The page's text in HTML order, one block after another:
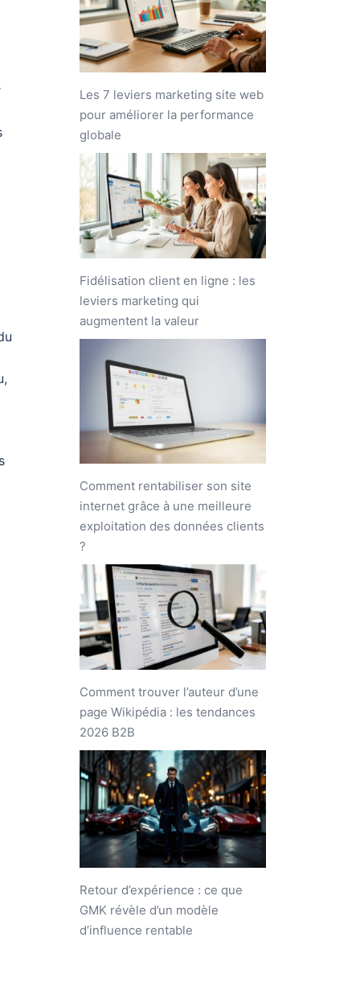
Les 7 leviers marketing site web
pour améliorer la performance
globale
Fidélisation client en ligne : les
leviers marketing qui
augmentent la valeur
Comment rentabiliser son site
internet grâce à une meilleure
exploitation des données clients
?
Comment trouver l’auteur d’une
page Wikipédia : les tendances
2026 B2B
Retour d’expérience : ce que
GMK révèle d’un modèle
d’influence rentable